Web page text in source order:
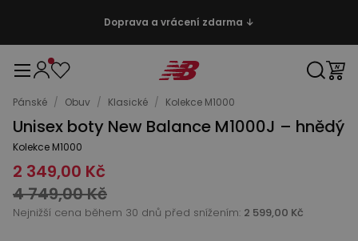
Doprava a vrácení zdarma ↓
Pánské / Obuv / Klasické / Kolekce M1000
Unisex boty New Balance M1000J – hnědý
Kolekce M1000
2 349,00 Kč
4 749,00 Kč
Nejnižší cena během 30 dnů před snížením: 2 599,00 Kč